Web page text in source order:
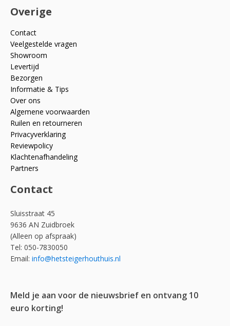
Overige
Contact
Veelgestelde vragen
Showroom
Levertijd
Bezorgen
Informatie & Tips
Over ons
Algemene voorwaarden
Ruilen en retourneren
Privacyverklaring
Reviewpolicy
Klachtenafhandeling
Partners
Contact
Sluisstraat 45
9636 AN Zuidbroek
(Alleen op afspraak)
Tel: 050-7830050
Email: info@hetsteigerhouthuis.nl
Meld je aan voor de nieuwsbrief en ontvang 10
euro korting!